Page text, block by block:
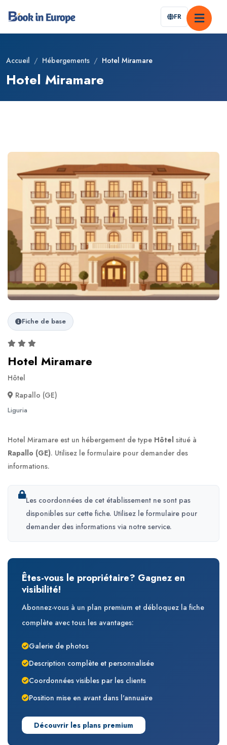
FR
Accueil / Hébergements / Hotel Miramare
Hotel Miramare
Fiche de base
Hotel Miramare
Hôtel
Rapallo (GE)
Liguria
Hotel Miramare est un hébergement de type Hôtel situé à
Rapallo (GE). Utilisez le formulaire pour demander des
informations.
Les coordonnées de cet établissement ne sont pas
disponibles sur cette fiche. Utilisez le formulaire pour
demander des informations via notre service.
Êtes-vous le propriétaire? Gagnez en
visibilité!
Abonnez-vous à un plan premium et débloquez la fiche
complète avec tous les avantages:
Galerie de photos
Description complète et personnalisée
Coordonnées visibles par les clients
Position mise en avant dans l'annuaire
Découvrir les plans premium